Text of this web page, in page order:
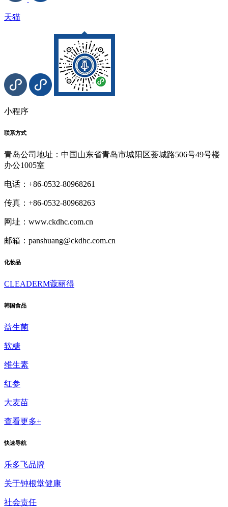
天猫
小程序
联系方式
青岛公司地址：中国山东省青岛市城阳区荟城路506号49号楼
办公1005室
电话：+86-0532-80968261
传真：+86-0532-80968263
网址：www.ckdhc.com.cn
邮箱：panshuang@ckdhc.com.cn
化妆品
CLEADERM蔻丽得
韩国食品
益生菌
软糖
维生素
红参
大麦苗
查看更多+
快速导航
乐多飞品牌
关于钟根堂健康
社会责任